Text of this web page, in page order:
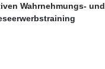
Wahrnehmungs- und